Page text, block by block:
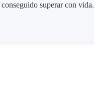
superar con vida.